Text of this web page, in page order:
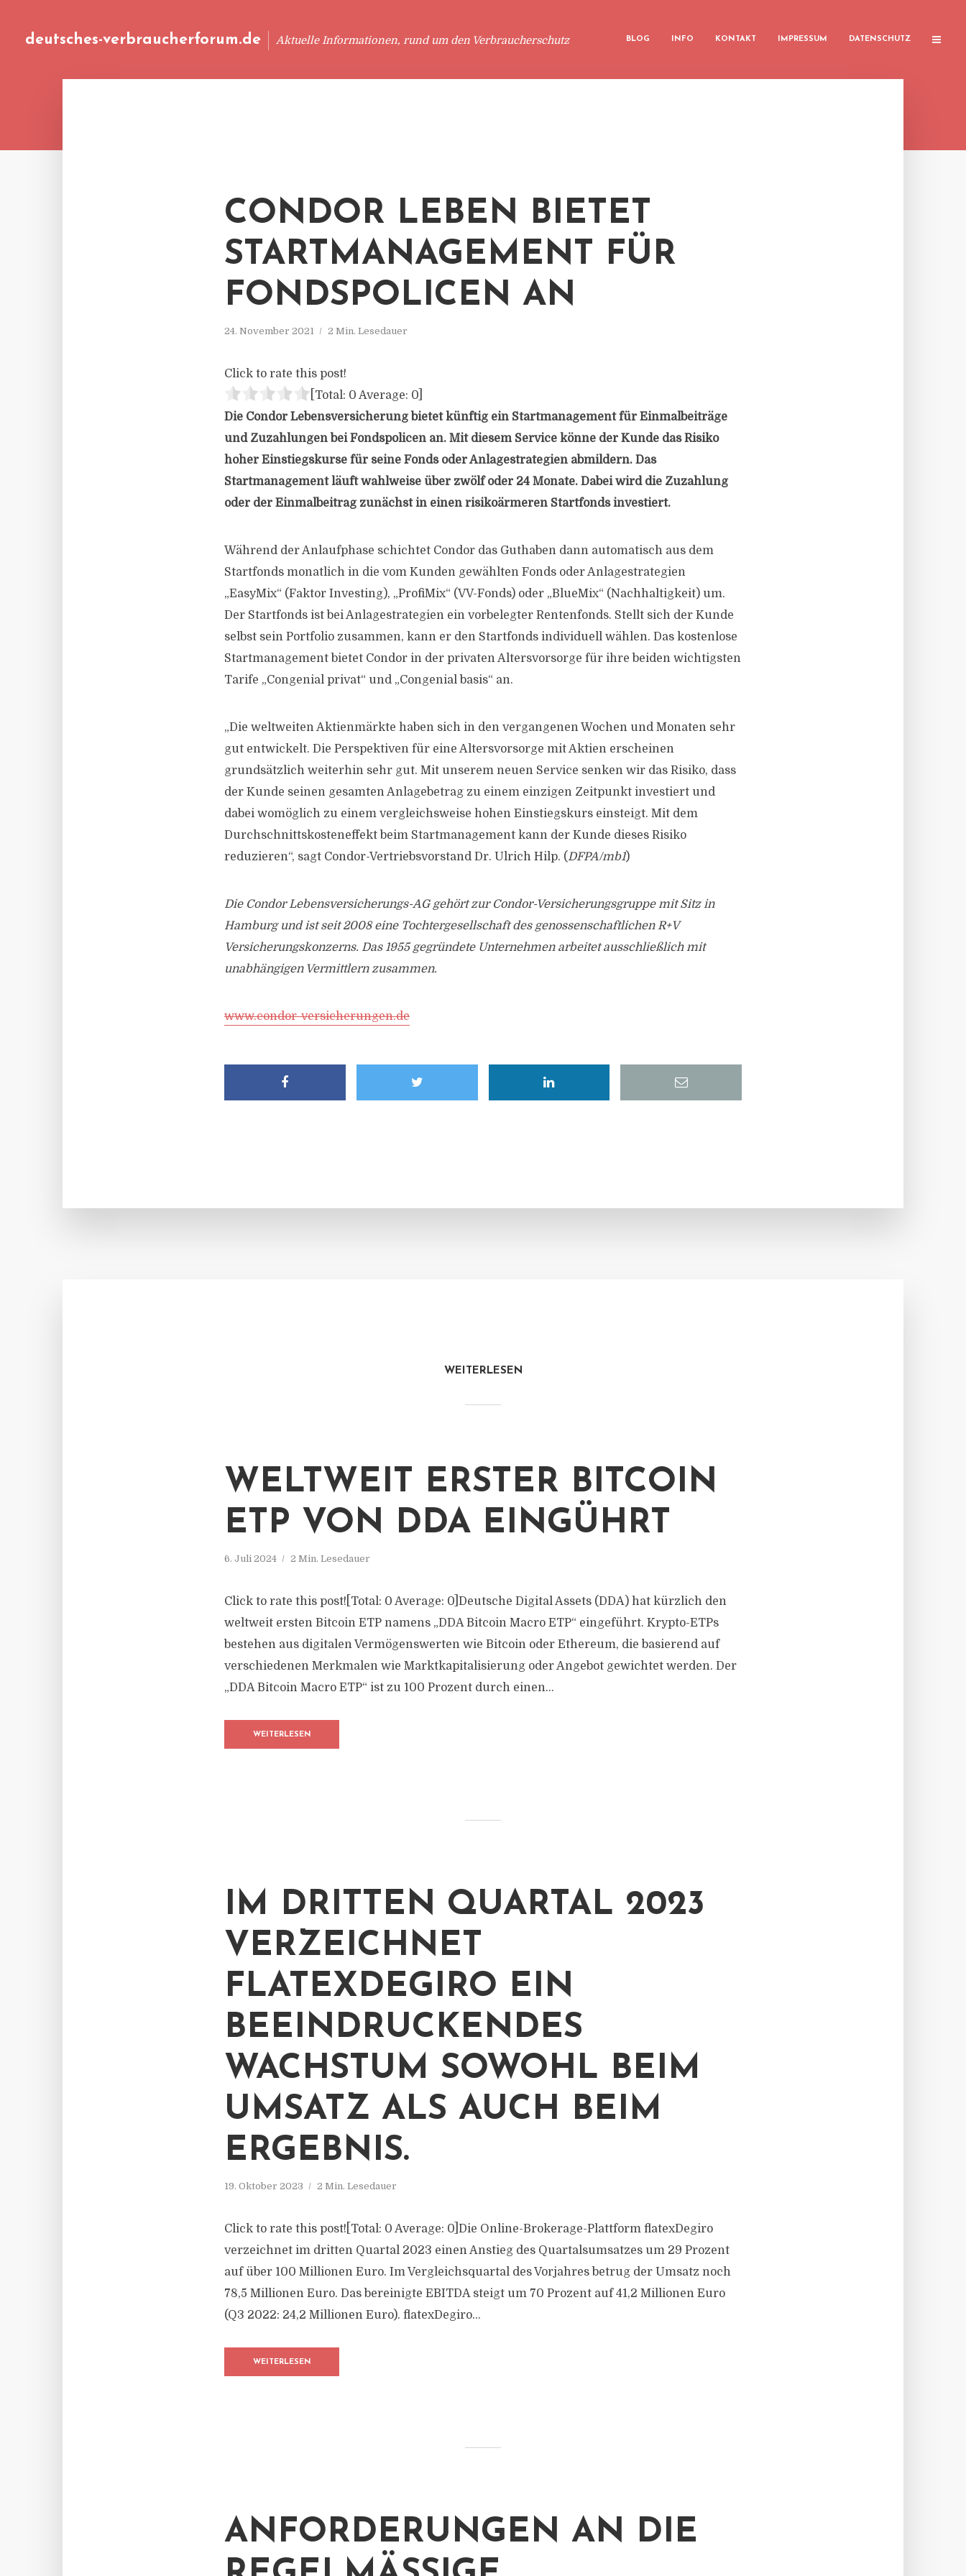
deutsches-verbraucherforum.de Aktuelle Informationen, rund um den Verbraucherschutz BLOG INFO KONTAKT IMPRESSUM DATENSCHUTZ
CONDOR LEBEN BIETET
STARTMANAGEMENT FÜR
FONDSPOLICEN AN
24. November 2021 2 Min. Lesedauer
Click to rate this post!
[Total: 0 Average: 0
Die Condor Lebensversicherung bietet künftig ein Startmanagement für Einmalbeiträge
und Zuzahlungen bei Fondspolicen an. Mit diesem Service könne der Kunde das Risiko
hoher Einstiegskurse für seine Fonds oder Anlagestrategien abmildern. Das
Startmanagement läuft wahlweise über zwölf oder 24 Monate. Dabei wird die Zuzahlung
oder der Einmalbeitrag zunächst in einen risikoärmeren Startfonds investiert.
Während der Anlaufphase schichtet Condor das Guthaben dann automatisch aus dem
Startfonds monatlich in die vom Kunden gewählten Fonds oder Anlagestrategien
„EasyMix“ (Faktor Investing), „ProfiMix“ (VV-Fonds) oder „BlueMix“ (Nachhaltigkeit) um.
Der Startfonds ist bei Anlagestrategien ein vorbelegter Rentenfonds. Stellt sich der Kunde
selbst sein Portfolio zusammen, kann er den Startfonds individuell wählen. Das kostenlose
Startmanagement bietet Condor in der privaten Altersvorsorge für ihre beiden wichtigsten
Tarife „Congenial privat“ und „Congenial basis“ an.
„Die weltweiten Aktienmärkte haben sich in den vergangenen Wochen und Monaten sehr
gut entwickelt. Die Perspektiven für eine Altersvorsorge mit Aktien erscheinen
grundsätzlich weiterhin sehr gut. Mit unserem neuen Service senken wir das Risiko, dass
der Kunde seinen gesamten Anlagebetrag zu einem einzigen Zeitpunkt investiert und
dabei womöglich zu einem vergleichsweise hohen Einstiegskurs einsteigt. Mit dem
Durchschnittskosteneffekt beim Startmanagement kann der Kunde dieses Risiko
reduzieren“, sagt Condor-Vertriebsvorstand Dr. Ulrich Hilp. (DFPA/mb1)
Die Condor Lebensversicherungs-AG gehört zur Condor-Versicherungsgruppe mit Sitz in
Hamburg und ist seit 2008 eine Tochtergesellschaft des genossenschaftlichen R+V
Versicherungskonzerns. Das 1955 gegründete Unternehmen arbeitet ausschließlich mit
unabhängigen Vermittlern zusammen.
www.condor-versicherungen.de
WEITERLESEN
WELTWEIT ERSTER BITCOIN
ETP VON DDA EINGÜHRT
6. Juli 2024 2 Min. Lesedauer
Click to rate this post![Total: 0 Average: 0]Deutsche Digital Assets (DDA) hat kürzlich den
weltweit ersten Bitcoin ETP namens „DDA Bitcoin Macro ETP“ eingeführt. Krypto-ETPs
bestehen aus digitalen Vermögenswerten wie Bitcoin oder Ethereum, die basierend auf
verschiedenen Merkmalen wie Marktkapitalisierung oder Angebot gewichtet werden. Der
„DDA Bitcoin Macro ETP“ ist zu 100 Prozent durch einen...
WEITERLESEN
IM DRITTEN QUARTAL 2023
VERZEICHNET
FLATEXDEGIRO EIN
BEEINDRUCKENDES
WACHSTUM SOWOHL BEIM
UMSATZ ALS AUCH BEIM
ERGEBNIS.
19. Oktober 2023 2 Min. Lesedauer
Click to rate this post![Total: 0 Average: 0]Die Online-Brokerage-Plattform flatexDegiro
verzeichnet im dritten Quartal 2023 einen Anstieg des Quartalsumsatzes um 29 Prozent
auf über 100 Millionen Euro. Im Vergleichsquartal des Vorjahres betrug der Umsatz noch
78,5 Millionen Euro. Das bereinigte EBITDA steigt um 70 Prozent auf 41,2 Millionen Euro
(Q3 2022: 24,2 Millionen Euro). flatexDegiro...
WEITERLESEN
ANFORDERUNGEN AN DIE